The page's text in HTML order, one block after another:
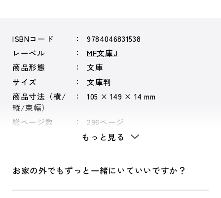
ISBNコード
9784046831538
レーベル
MF文庫J
商品形態
文庫
サイズ
文庫判
商品寸法（横/
縦/束幅）
105 × 149 × 14 mm
総ページ数 296ページ
もっと見る
お家の外でもずっと一緒にいていいですか？